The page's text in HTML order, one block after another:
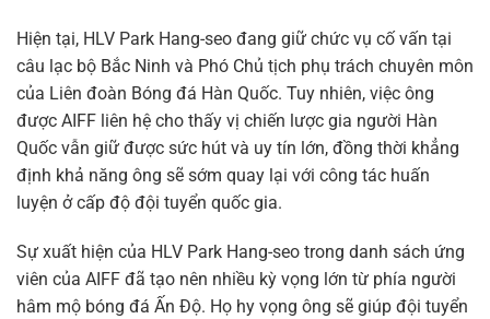
Hiện tại, HLV Park Hang-seo đang giữ chức vụ cố vấn tại
câu lạc bộ Bắc Ninh và Phó Chủ tịch phụ trách chuyên môn
của Liên đoàn Bóng đá Hàn Quốc. Tuy nhiên, việc ông
được AIFF liên hệ cho thấy vị chiến lược gia người Hàn
Quốc vẫn giữ được sức hút và uy tín lớn, đồng thời khẳng
định khả năng ông sẽ sớm quay lại với công tác huấn
luyện ở cấp độ đội tuyển quốc gia.
Sự xuất hiện của HLV Park Hang-seo trong danh sách ứng
viên của AIFF đã tạo nên nhiều kỳ vọng lớn từ phía người
hâm mộ bóng đá Ấn Độ. Họ hy vọng ông sẽ giúp đội tuyển